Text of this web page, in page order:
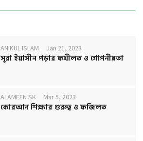
ANIKUL ISLAM Jan 21, 2023
সূরা ইয়াসীন পড়ার ফযীলত ও গোপনীয়তা
ALAMEEN SK Mar 5, 2023
কোরআন শিক্ষার গুরুত্ব ও ফজিলত